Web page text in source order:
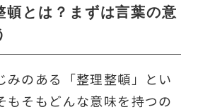
頓とは？まずは言葉の意
みのある「整理整頓」とい
もそもどんな意味を持つの